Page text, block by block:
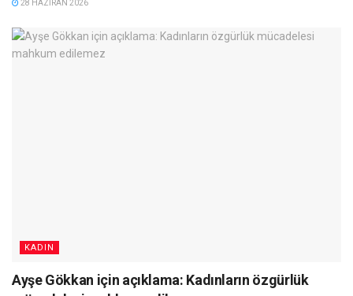
28 HAZIRAN 2026
KADIN
Ayşe Gökkan için açıklama: Kadınların özgürlük